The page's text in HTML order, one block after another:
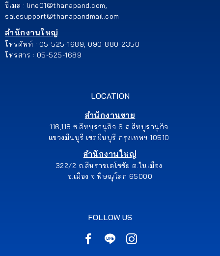
อีเมล : line01@thanapand.com,
salesupport@thanapandmail.com
สำนักงานใหญ่
โทรศัพท์ : 05-525-1689, 090-880-2350
โทรสาร : 05-525-1689
LOCATION
สำนักงานขาย
116,118 ซ.สีหบุรานุกิจ 6 ถ.สีหบุรานุกิจ
แขวงมีนบุรี เขตมีนบุรี กรุงเทพฯ 10510
สำนักงานใหญ่
322/2 ถ.สีหราชเดโชชัย ต.ในเมือง
อ.เมือง จ.พิษณุโลก 65000
FOLLOW US